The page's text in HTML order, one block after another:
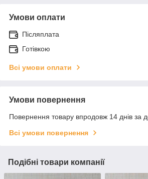
Умови оплати
Післяплата
Готівкою
Всі умови оплати
Умови повернення
Повернення товару впродовж 14 днів за
Всі умови повернення
Подібні товари компанії